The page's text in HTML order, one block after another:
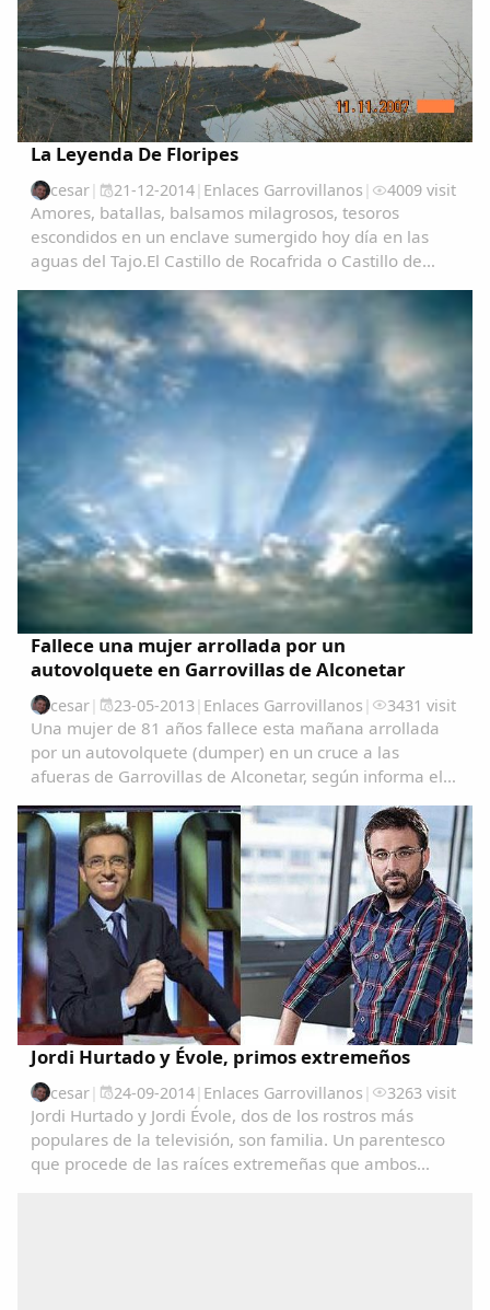
La Leyenda De Floripes
cesar| 21-12-2014| Enlaces Garrovillanos | 4009 visit
Amores, batallas, balsamos milagrosos, tesoros
escondidos en un enclave sumergido hoy día en las
aguas del Tajo.El Castillo de Rocafrida o Castillo de
Floripes es una fortaleza, de estilo gótico, construida
sobre los restos de otra romana anterior...
Fallece una mujer arrollada por un
autovolquete en Garrovillas de Alconetar
cesar| 23-05-2013| Enlaces Garrovillanos | 3431 visit
Una mujer de 81 años fallece esta mañana arrollada
por un autovolquete (dumper) en un cruce a las
afueras de Garrovillas de Alconetar, según informa el
accidente se ha producido a las 9.30 de la mañana
en...
Jordi Hurtado y Évole, primos extremeños
cesar| 24-09-2014| Enlaces Garrovillanos | 3263 visit
Jordi Hurtado y Jordi Évole, dos de los rostros más
populares de la televisión, son familia. Un parentesco
que procede de las raíces extremeñas que ambos